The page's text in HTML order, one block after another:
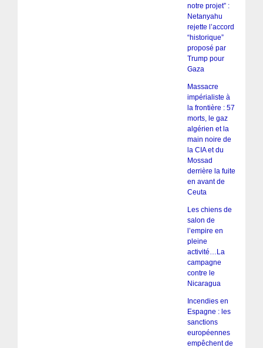
notre projet” :
Netanyahu
rejette l’accord
“historique”
proposé par
Trump pour
Gaza
Massacre
impérialiste à
la frontière : 57
morts, le gaz
algérien et la
main noire de
la CIA et du
Mossad
derrière la fuite
en avant de
Ceuta
Les chiens de
salon de
l’empire en
pleine
activité…La
campagne
contre le
Nicaragua
Incendies en
Espagne : les
sanctions
européennes
empêchent de